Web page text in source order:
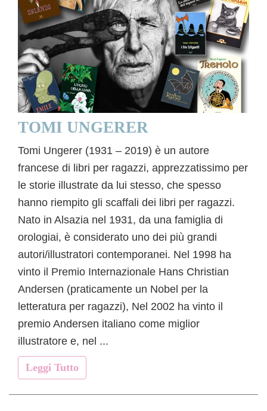
TOMI UNGERER
Tomi Ungerer (1931 – 2019) è un autore
francese di libri per ragazzi, apprezzatissimo per
le storie illustrate da lui stesso, che spesso
hanno riempito gli scaffali dei libri per ragazzi.
Nato in Alsazia nel 1931, da una famiglia di
orologiai, è considerato uno dei più grandi
autori/illustratori contemporanei. Nel 1998 ha
vinto il Premio Internazionale Hans Christian
Andersen (praticamente un Nobel per la
letteratura per ragazzi), Nel 2002 ha vinto il
premio Andersen italiano come miglior
illustratore e, nel ...
Leggi Tutto